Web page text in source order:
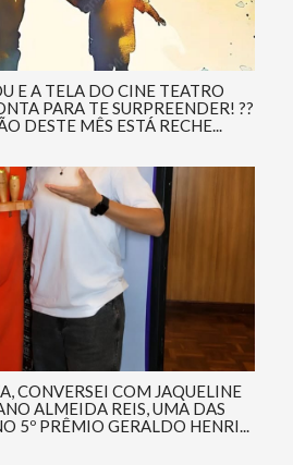
E A TELA DO CINE TEATRO
PARA TE SURPREENDER! ??
DESTE MÊS ESTÁ RECHE...
CONVERSEI COM JAQUELINE
ALMEIDA REIS, UMA DAS
5º PRÊMIO GERALDO HENRI...